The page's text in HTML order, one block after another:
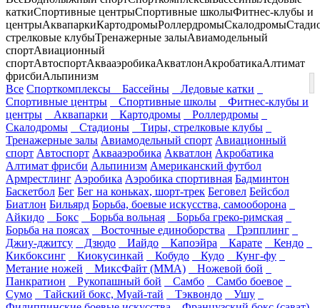
каткиСпортивные центрыСпортивные школыФитнес-клубы и
центрыАквапаркиКартодромыРоллердромыСкалодромы
стрелковые клубыТренажерные залыАвиамодельный
спортАвиационный
спортАвтоспортАквааэробикаАкватлонАкробатикаАлтимат
фрисбиАльпинизм
Все Спорткомплексы Бассейны
Ледовые катки
Спортивные центры
Спортивные школы
Фитнес-клубы и
центры
Аквапарки Картодромы
Роллердромы
Скалодромы
Стадионы
Тиры, стрелковые клубы
Тренажерные залы Авиамодельный спорт Авиационный
спорт Автоспорт Аквааэробика Акватлон Акробатика
Алтимат фрисби Альпинизм Американский футбол
Армрестлинг Аэробика Аэробика спортивная Бадминтон
Баскетбол Бег Бег на коньках, шорт-трек Беговел Бейсбол
Биатлон Бильярд Борьба, боевые искусства, самооборона
Айкидо
Бокс Борьба вольная
Борьба греко-римская
Борьба на поясах
Восточные единоборства
Грэпплинг
Джиу-джитсу
Дзюдо Иайдо Капоэйра Карате
Кендо
Кикбоксинг
Киокусинкай Кобудо Кудо
Кунг-фу
Метание ножей
МиксФайт (ММА)
Ножевой бой
Панкратион
Рукопашный бой Самбо
Самбо боевое
Сумо
Тайский бокс, Муай-тай Тэквондо
Ушу